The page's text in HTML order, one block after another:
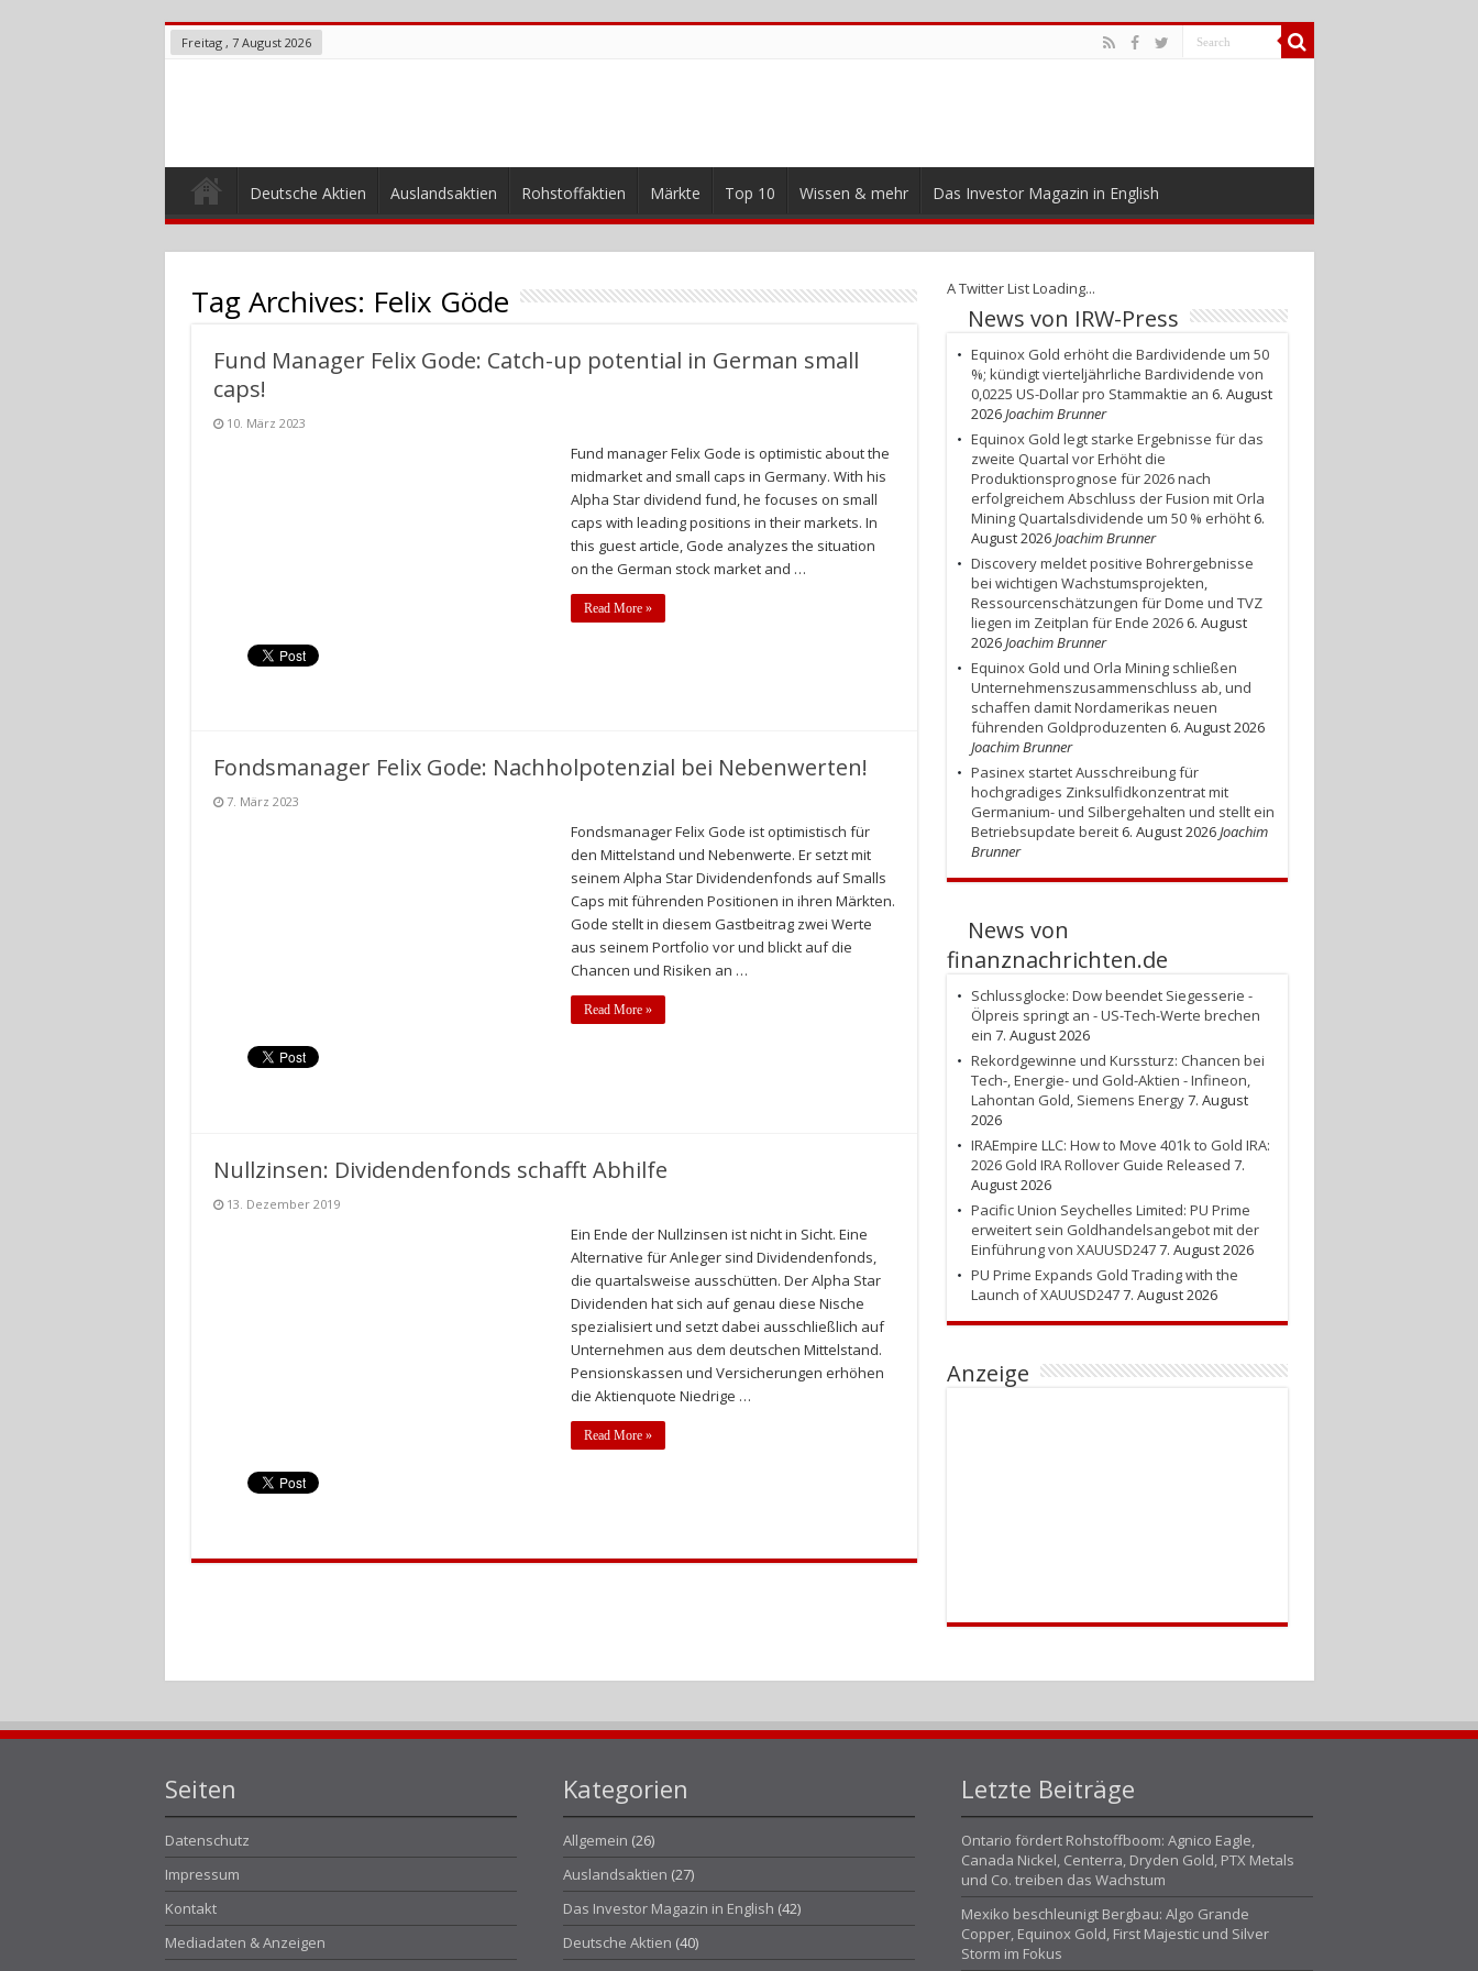
Freitag , 7 August 2026
Deutsche Aktien Auslandsaktien Rohstoffaktien Märkte Top 10 Wissen & mehr Das Investor Magazin in English
Tag Archives: Felix Göde
Fund Manager Felix Gode: Catch-up potential in German small
caps!
10. März 2023
Fund manager Felix Gode is optimistic about the
midmarket and small caps in Germany. With his
Alpha Star dividend fund, he focuses on small
caps with leading positions in their markets. In
this guest article, Gode analyzes the situation
on the German stock market and …
Read More »
Fondsmanager Felix Gode: Nachholpotenzial bei Nebenwerten!
7. März 2023
Fondsmanager Felix Gode ist optimistisch für
den Mittelstand und Nebenwerte. Er setzt mit
seinem Alpha Star Dividendenfonds auf Smalls
Caps mit führenden Positionen in ihren Märkten.
Gode stellt in diesem Gastbeitrag zwei Werte
aus seinem Portfolio vor und blickt auf die
Chancen und Risiken an …
Read More »
Nullzinsen: Dividendenfonds schafft Abhilfe
13. Dezember 2019
Ein Ende der Nullzinsen ist nicht in Sicht. Eine
Alternative für Anleger sind Dividendenfonds,
die quartalsweise ausschütten. Der Alpha Star
Dividenden hat sich auf genau diese Nische
spezialisiert und setzt dabei ausschließlich auf
Unternehmen aus dem deutschen Mittelstand.
Pensionskassen und Versicherungen erhöhen
die Aktienquote Niedrige …
Read More »
A Twitter List Loading...
News von IRW-Press
Equinox Gold erhöht die Bardividende um 50
%; kündigt vierteljährliche Bardividende von
0,0225 US-Dollar pro Stammaktie an 6. August
2026Joachim Brunner
Equinox Gold legt starke Ergebnisse für das
zweite Quartal vor Erhöht die
Produktionsprognose für 2026 nach
erfolgreichem Abschluss der Fusion mit Orla
Mining Quartalsdividende um 50 % erhöht 6.
August 2026Joachim Brunner
Discovery meldet positive Bohrergebnisse
bei wichtigen Wachstumsprojekten,
Ressourcenschätzungen für Dome und TVZ
liegen im Zeitplan für Ende 2026 6. August
2026Joachim Brunner
Equinox Gold und Orla Mining schließen
Unternehmenszusammenschluss ab, und
schaffen damit Nordamerikas neuen
führenden Goldproduzenten 6. August 2026
Joachim Brunner
Pasinex startet Ausschreibung für
hochgradiges Zinksulfidkonzentrat mit
Germanium- und Silbergehalten und stellt ein
Betriebsupdate bereit 6. August 2026Joachim
Brunner
News von
finanznachrichten.de
Schlussglocke: Dow beendet Siegesserie -
Ölpreis springt an - US-Tech-Werte brechen
ein 7. August 2026
Rekordgewinne und Kurssturz: Chancen bei
Tech-, Energie- und Gold-Aktien - Infineon,
Lahontan Gold, Siemens Energy7. August
2026
IRAEmpire LLC: How to Move 401k to Gold IRA:
2026 Gold IRA Rollover Guide Released 7.
August 2026
Pacific Union Seychelles Limited: PU Prime
erweitert sein Goldhandelsangebot mit der
Einführung von XAUUSD2477. August 2026
PU Prime Expands Gold Trading with the
Launch of XAUUSD2477. August 2026
Anzeige
Seiten
Datenschutz
Impressum
Kontakt
Mediadaten & Anzeigen
Kategorien
Allgemein (26)
Auslandsaktien (27)
Das Investor Magazin in English (42)
Deutsche Aktien (40)
Letzte Beiträge
Ontario fördert Rohstoffboom: Agnico Eagle,
Canada Nickel, Centerra, Dryden Gold, PTX Metals
und Co. treiben das Wachstum
Mexiko beschleunigt Bergbau: Algo Grande
Copper, Equinox Gold, First Majestic und Silver
Storm im Fokus